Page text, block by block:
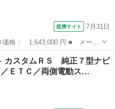
提携サイト 7月31日
キャンバス ■ グレード
インチディスプレイ 両側電動
カスタムＲＳ 純正７型ナビ
／ＥＴＣ／両側電動ス…